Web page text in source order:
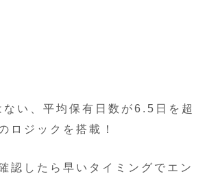
い、平均保有日数が6.5日を超
ロジックを搭載！
認したら早いタイミングでエン